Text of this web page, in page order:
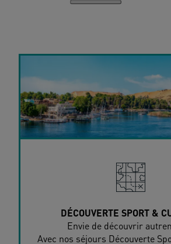
DÉCOUVERTE SPORT &
Envie de découvrir
Avec nos séjours Découverte